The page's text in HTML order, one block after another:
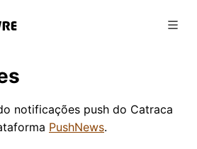
notificações push do Catraca
PushNews.